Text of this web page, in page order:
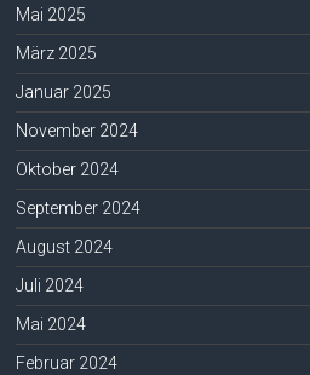
Mai 2025
März 2025
Januar 2025
November 2024
Oktober 2024
September 2024
August 2024
Juli 2024
Mai 2024
Februar 2024